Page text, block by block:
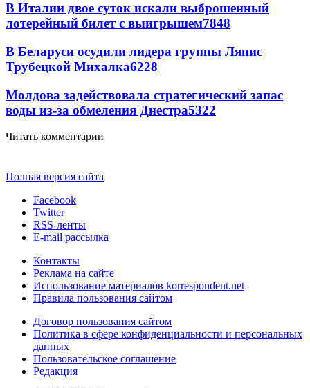
В Италии двое суток искали выброшенный
лотерейный билет с выигрышем7848
В Беларуси осудили лидера группы Ляпис
Трубецкой Михалка6228
Молдова задействовала стратегический запас
воды из-за обмеления Днестра5322
Читать комментарии
Полная версия сайта
Facebook
Twitter
RSS-ленты
E-mail рассылка
Контакты
Реклама на сайте
Использование материалов korrespondent.net
Правила пользования сайтом
Договор пользования сайтом
Политика в сфере конфиденциальности и персональных
данных
Пользовательское соглашение
Редакция